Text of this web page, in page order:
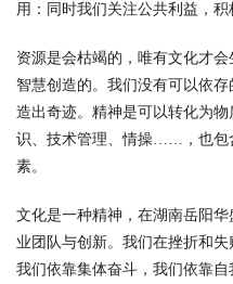
用：同时我们关注公共利益，积
资源是会枯竭的，唯有文化才
智慧创造的。我们没有可以依
造出奇迹。精神是可以转化为
识、技术管理、情操……，也包
素。
文化是一种精神，在湖南岳阳
业团队与创新。我们在挫折和
我们依靠集体奋斗，我们依靠